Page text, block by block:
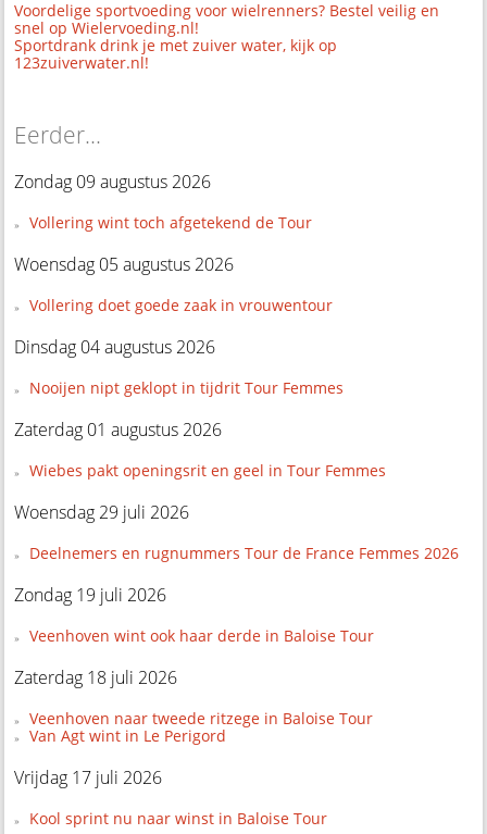
Voordelige sportvoeding voor wielrenners? Bestel veilig en
snel op Wielervoeding.nl!
Sportdrank drink je met zuiver water, kijk op
123zuiverwater.nl!
Eerder...
Zondag 09 augustus 2026
Vollering wint toch afgetekend de Tour
Woensdag 05 augustus 2026
Vollering doet goede zaak in vrouwentour
Dinsdag 04 augustus 2026
Nooijen nipt geklopt in tijdrit Tour Femmes
Zaterdag 01 augustus 2026
Wiebes pakt openingsrit en geel in Tour Femmes
Woensdag 29 juli 2026
Deelnemers en rugnummers Tour de France Femmes 2026
Zondag 19 juli 2026
Veenhoven wint ook haar derde in Baloise Tour
Zaterdag 18 juli 2026
Veenhoven naar tweede ritzege in Baloise Tour
Van Agt wint in Le Perigord
Vrijdag 17 juli 2026
Kool sprint nu naar winst in Baloise Tour